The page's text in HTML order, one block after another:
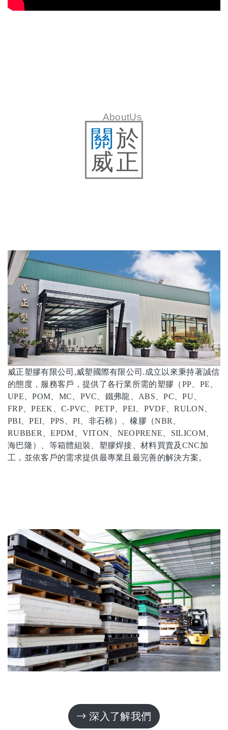
AboutUs
關 於
威正
威正塑膠有限公司,威塑國際有限公司.成立以來秉持著誠信
的態度，服務客戶，提供了各行業所需的塑膠（PP、PE、
UPE、POM、MC、PVC、鐵弗龍、ABS、PC、PU、
FRP、PEEK、C-PVC、PETP、PEI、PVDF、RULON、
PBI、PEI、PPS、PI、非石棉）、橡膠（NBR、
RUBBER、EPDM、VITON、NEOPRENE、SILICOM、
海巴隆）、等箱體組裝、塑膠焊接 、材料買賣及CNC加
工，並依客戶的需求提供最專業且最完善的解決方案。
深入了解我們